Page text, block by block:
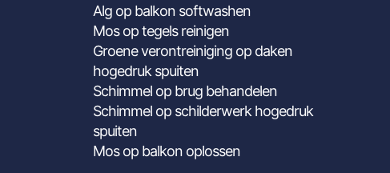
Alg op balkon softwashen
Mos op tegels reinigen
Groene verontreiniging op daken
hogedruk spuiten
Schimmel op brug behandelen
Schimmel op schilderwerk hogedruk
spuiten
Mos op balkon oplossen